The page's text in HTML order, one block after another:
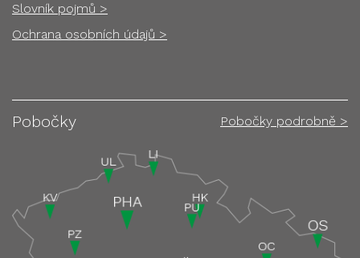
Slovník pojmů >
Ochrana osobních údajů >
Pobočky Pobočky podrobně >